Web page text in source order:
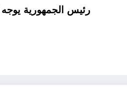
رئيس الجمهورية